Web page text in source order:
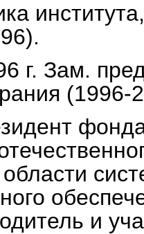
г. Зам.
(1996-
и